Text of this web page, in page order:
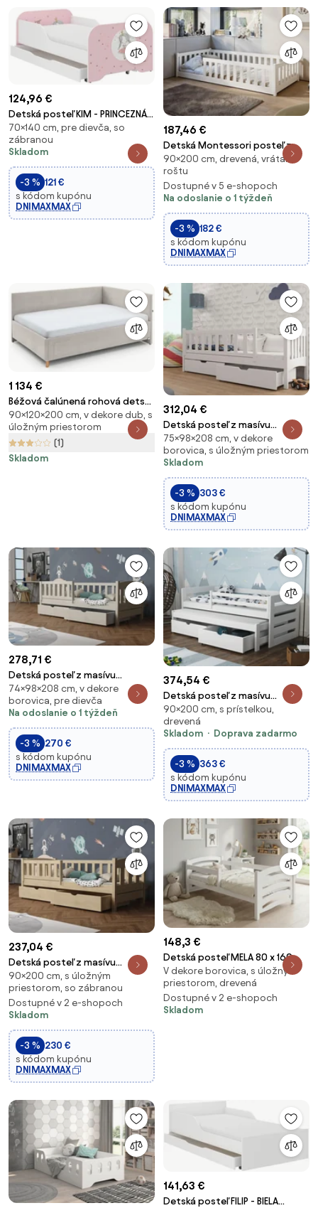
124,96 €
Detská posteľ KIM - PRINCEZNÁ
140x70 cm + MATRAC
70×140 cm, pre dievča, so
zábranou
Skladom
-3 % 121 €
s kódom kupónu
DNIMAXMAX
187,46 €
Detská Montessori posteľ z
masívu borovice BETTY -
200x90 cm - BIELA
90×200 cm, drevená, vrátane
roštu
Dostupné v 5 e-shopoch
Na odoslanie o 1 týždeň
-3 % 182 €
s kódom kupónu
DNIMAXMAX
1 134 €
Béžová čalúnená rohová detská
posteľ s úložným priestorom s
roštom 120x200 cm Cool –
Meise Möbel
90×120×200 cm, v dekore dub, s
úložným priestorom
(1)
Skladom
312,04 €
Detská posteľ z masívu
borovice Gandalf so zásuvkami
- 200x90 cm - BIELA
75×98×208 cm, v dekore
borovica, s úložným priestorom
Skladom
-3 % 303 €
s kódom kupónu
DNIMAXMAX
278,71 €
Detská posteľ z masívu
borovice BEN so šuplíkmi -
200x90 cm - KAŠMÍROVÁ
74×98×208 cm, v dekore
borovica, pre dievča
Na odoslanie o 1 týždeň
-3 % 270 €
s kódom kupónu
DNIMAXMAX
374,54 €
Detská posteľ z masívu
borovice JOLANA s prístelkou a
šuplíky - 200x90 cm - BIELA
90×200 cm, s prístelkou,
drevená
Skladom
Doprava zadarmo
-3 % 363 €
s kódom kupónu
DNIMAXMAX
237,04 €
Detská posteľ z masívu
borovice BEN so šuplíkmi -
200x90 cm - PRÍRODNÁ
BOROVICA
90×200 cm, s úložným
priestorom, so zábranou
Dostupné v 2 e-shopoch
Skladom
-3 % 230 €
s kódom kupónu
DNIMAXMAX
148,3 €
Detská posteľ MELA 80 x 160
cm, biela Rošt: S lamelovým
roštom, Matrac: Bez matraca
V dekore borovica, s úložným
priestorom, drevená
Dostupné v 2 e-shopoch
Skladom
141,63 €
Detská posteľ FILIP - BIELA